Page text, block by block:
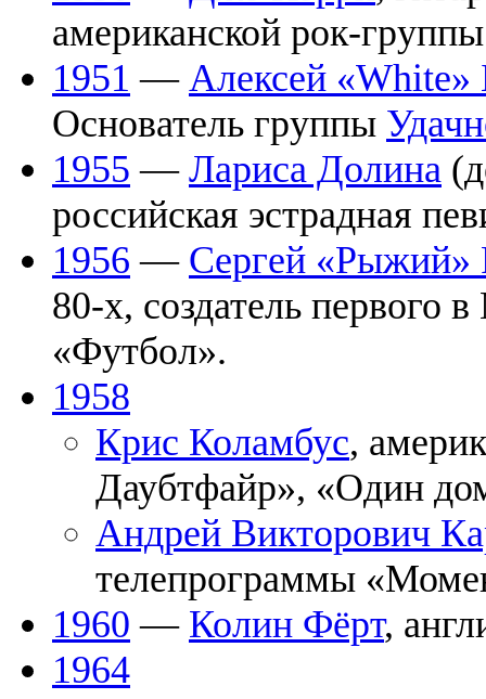
американской рок-
1951 — Алексей «White»
Основатель группы
1955 — Лариса Долина
российская эстрадная
1956 — Сергей «Рыжий»
80-х, создатель первого
«Футбол».
1958
Крис Коламбус,
Даубтфайр», «Один
Андрей Викторович
телепрограммы
1960 — Колин Фёрт,
1964